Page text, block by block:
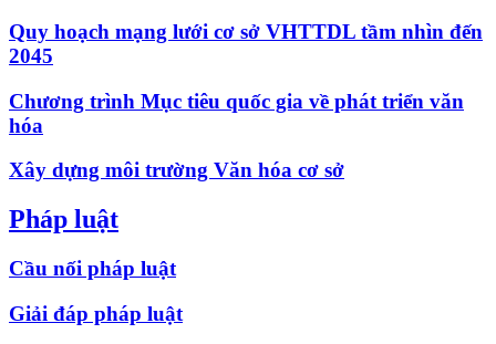
Quy hoạch mạng lưới cơ sở VHTTDL tầm nhìn đến
2045
Chương trình Mục tiêu quốc gia về phát triển văn
hóa
Xây dựng môi trường Văn hóa cơ sở
Pháp luật
Cầu nối pháp luật
Giải đáp pháp luật